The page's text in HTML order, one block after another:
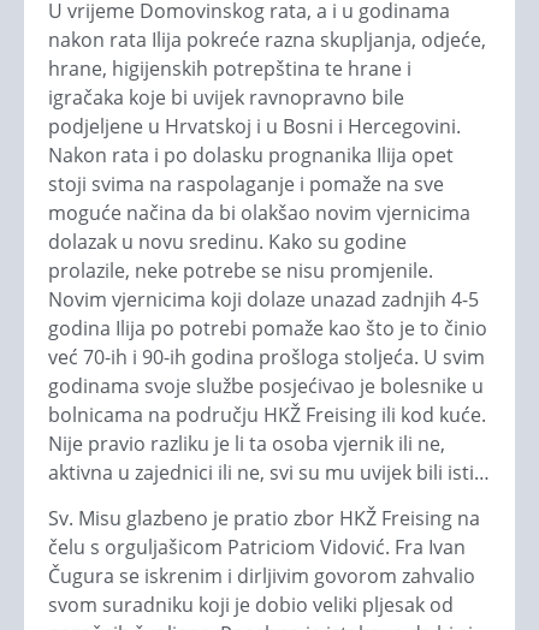
U vrijeme Domovinskog rata, a i u godinama
nakon rata Ilija pokreće razna skupljanja, odjeće,
hrane, higijenskih potrepština te hrane i
igračaka koje bi uvijek ravnopravno bile
podjeljene u Hrvatskoj i u Bosni i Hercegovini.
Nakon rata i po dolasku prognanika Ilija opet
stoji svima na raspolaganje i pomaže na sve
moguće načina da bi olakšao novim vjernicima
dolazak u novu sredinu. Kako su godine
prolazile, neke potrebe se nisu promjenile.
Novim vjernicima koji dolaze unazad zadnjih 4-5
godina Ilija po potrebi pomaže kao što je to činio
već 70-ih i 90-ih godina prošloga stoljeća. U svim
godinama svoje službe posjećivao je bolesnike u
bolnicama na području HKŽ Freising ili kod kuće.
Nije pravio razliku je li ta osoba vjernik ili ne,
aktivna u zajednici ili ne, svi su mu uvijek bili isti…
Sv. Misu glazbeno je pratio zbor HKŽ Freising na
čelu s orguljašicom Patriciom Vidović. Fra Ivan
Čugura se iskrenim i dirljivim govorom zahvalio
svom suradniku koji je dobio veliki pljesak od